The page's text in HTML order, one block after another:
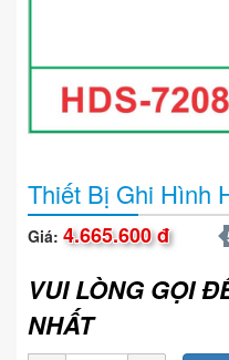
Thiết Bị Ghi Hình
Giá: 4.665.600 đ
VUI LÒNG GỌI
NHẤT